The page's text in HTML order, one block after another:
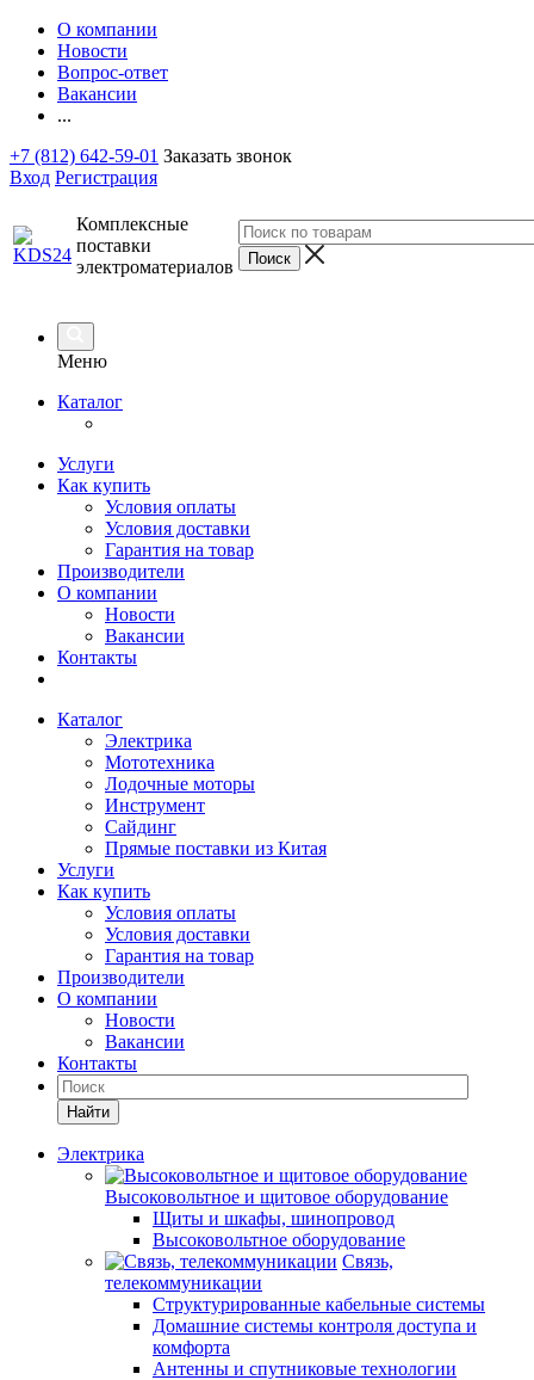
О компании
Новости
Вопрос-ответ
Вакансии
...
+7 (812) 642-59-01 Заказать звонок
Вход Регистрация
Комплексные
поставки
электроматериалов
Меню
Каталог
Услуги
Как купить
Условия оплаты
Условия доставки
Гарантия на товар
Производители
О компании
Новости
Вакансии
Контакты
Каталог
Электрика
Мототехника
Лодочные моторы
Инструмент
Сайдинг
Прямые поставки из Китая
Услуги
Как купить
Условия оплаты
Условия доставки
Гарантия на товар
Производители
О компании
Новости
Вакансии
Контакты
Найти
Электрика
Высоковольтное и щитовое оборудование
Щиты и шкафы, шинопровод
Высоковольтное оборудование
Связь,
телекоммуникации
Структурированные кабельные системы
Домашние системы контроля доступа и
комфорта
Антенны и спутниковые технологии